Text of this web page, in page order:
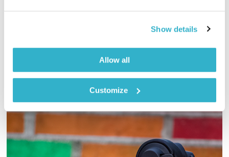
Show details
Allow all
Customize